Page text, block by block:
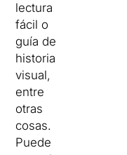
lectura
fácil o
guía de
historia
visual,
entre
otras
cosas.
Puede